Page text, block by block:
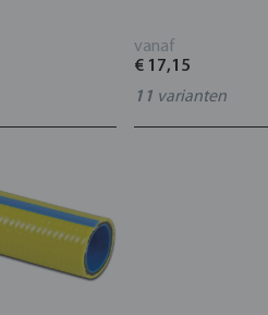
vanaf
€ 17,15
11 varianten